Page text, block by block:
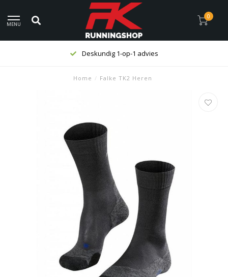
MENU
0
Deskundig 1-op-1 advies
Home / Falke TK2 Heren